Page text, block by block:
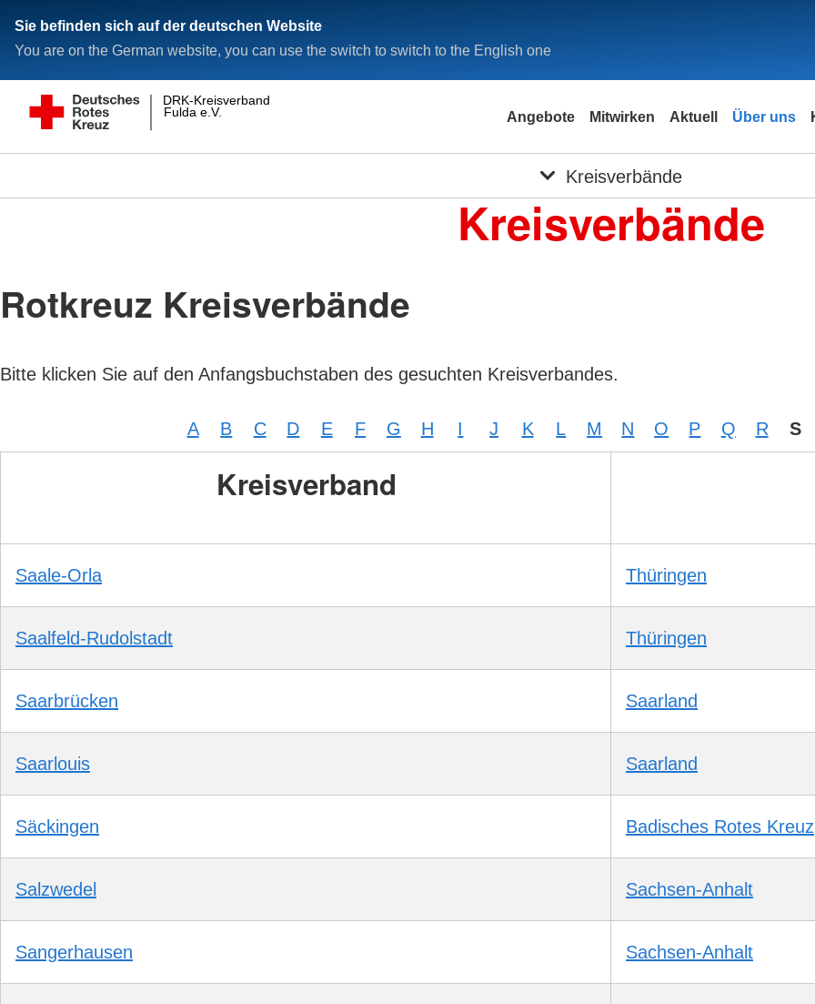
Sie befinden sich auf der deutschen Website
You are on the German website, you can use the switch to switch to the English one
Fulda e.V.
DRK-Kreisverband
Angebote Mitwirken Aktuell Über uns
Kreisverbände
Kreisverbände
Rotkreuz Kreisverbände
Bitte klicken Sie auf den Anfangsbuchstaben des gesuchten Kreisverbandes.
A B C D E F G H I J K L M N O P Q R S
Kreisverband
Saale-Orla Thüringen
Saalfeld-Rudolstadt Thüringen
Saarbrücken Saarland
Saarlouis Saarland
Säckingen Badisches Rotes Kreuz
Salzwedel Sachsen-Anhalt
Sangerhausen Sachsen-Anhalt